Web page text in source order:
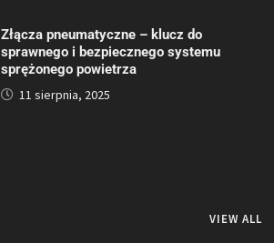
Złącza pneumatyczne – klucz do
sprawnego i bezpiecznego systemu
sprężonego powietrza
11 sierpnia, 2025
VIEW ALL